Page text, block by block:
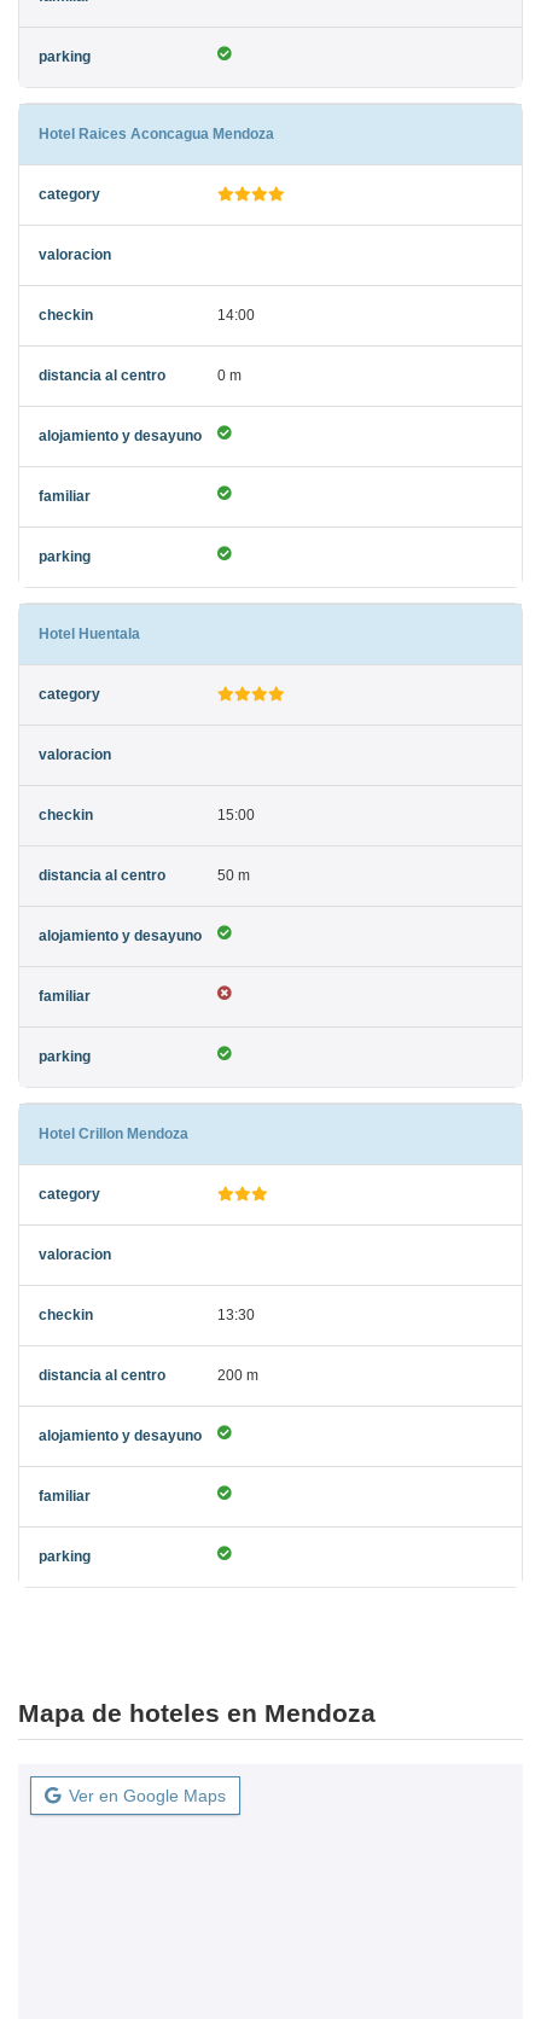
Hotel Raices Aconcagua Mendoza
14:00
0 m
Hotel Huentala
15:00
50 m
Hotel Crillon Mendoza
13:30
200 m
Mapa de hoteles en Mendoza
Ver en Google Maps